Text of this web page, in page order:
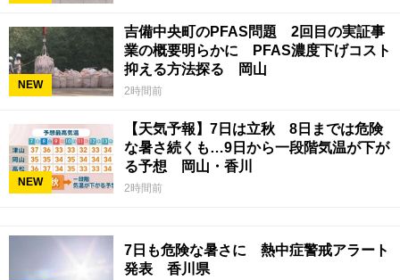
NEW
吉備中央町のPFAS問題 2回目の実証事
業の概要明らかに PFAS濃度下げコスト
抑える方法探る 岡山
2時間前
NEW
【天気予報】7日は立秋 8日までは危険
な暑さ続くも…9日から一段階気温が下が
る予想 岡山・香川
2時間前
7日も危険な暑さに 熱中症警戒アラート
発表 香川県